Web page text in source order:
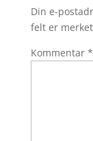
Din e-
felt er
Kommentar *